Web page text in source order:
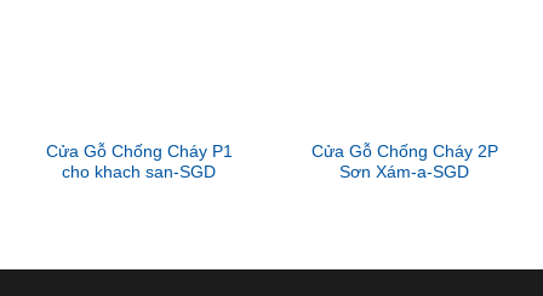
Cửa Gỗ Chống Cháy P1
cho khach san-SGD
Cửa Gỗ Chống Cháy 2P
Sơn Xám-a-SGD